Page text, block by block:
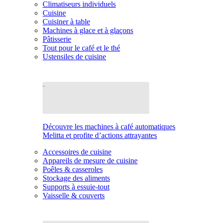
Climatiseurs individuels
Cuisine
Cuisiner à table
Machines à glace et à glaçons
Pâtisserie
Tout pour le café et le thé
Ustensiles de cuisine
Découvre les machines à café automatiques
Melitta et profite d’actions attrayantes
Accessoires de cuisine
Appareils de mesure de cuisine
Poêles & casseroles
Stockage des aliments
Supports à essuie-tout
Vaisselle & couverts